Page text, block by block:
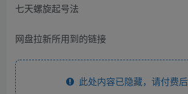
七天螺旋起号法
网盘拉新所用到的链接
此处内容已隐藏，请付费